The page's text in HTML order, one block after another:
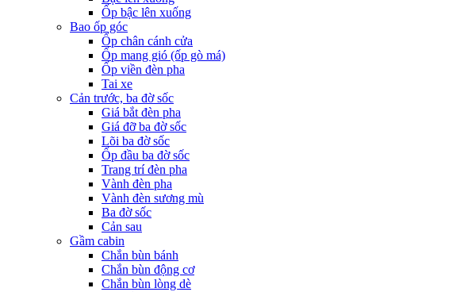
Ốp bậc lên xuống
Bao ốp góc
Ốp chân cánh cửa
Ốp mang gió (ốp gò má)
Ốp viền đèn pha
Tai xe
Cản trước, ba đờ sốc
Giá bắt đèn pha
Giá đỡ ba đờ sốc
Lõi ba đờ sốc
Ốp đầu ba đờ sốc
Trang trí đèn pha
Vành đèn pha
Vành đèn sương mù
Ba đờ sốc
Cản sau
Gầm cabin
Chắn bùn bánh
Chắn bùn động cơ
Chắn bùn lòng dè